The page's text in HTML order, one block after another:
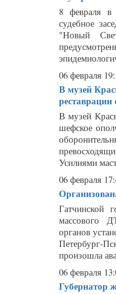
8 февраля в
судебное
"Новый
06 февраля
В музей
реставрации
В музей
шефское
Усилиями
06 февраля
Гатчинской
массового
органов
Петербург-
произошла
06 февраля
Губернатор